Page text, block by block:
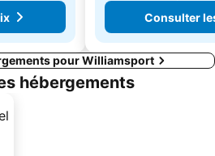
Consulter
pour Williamsport
hébergements